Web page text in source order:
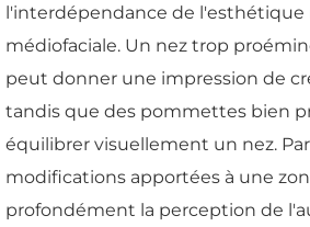
l'interdépendance de l'esthétique
médiofaciale. Un nez trop
peut donner une impression de
tandis que des pommettes bien
équilibrer visuellement un nez.
modifications apportées à une
profondément la perception de